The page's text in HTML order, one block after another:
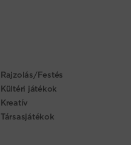
Rajzolás/Festés
Kültéri játékok
Kreatív
Társasjátékok